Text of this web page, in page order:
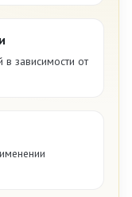
зависимости от